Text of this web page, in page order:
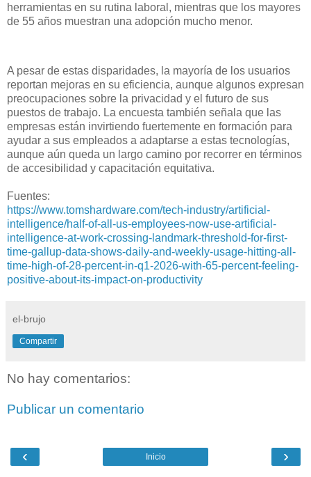
herramientas en su rutina laboral, mientras que los mayores
de 55 años muestran una adopción mucho menor.
A pesar de estas disparidades, la mayoría de los usuarios
reportan mejoras en su eficiencia, aunque algunos expresan
preocupaciones sobre la privacidad y el futuro de sus
puestos de trabajo. La encuesta también señala que las
empresas están invirtiendo fuertemente en formación para
ayudar a sus empleados a adaptarse a estas tecnologías,
aunque aún queda un largo camino por recorrer en términos
de accesibilidad y capacitación equitativa.
Fuentes:
https://www.tomshardware.com/tech-industry/artificial-
intelligence/half-of-all-us-employees-now-use-artificial-
intelligence-at-work-crossing-landmark-threshold-for-first-
time-gallup-data-shows-daily-and-weekly-usage-hitting-all-
time-high-of-28-percent-in-q1-2026-with-65-percent-feeling-
positive-about-its-impact-on-productivity
el-brujo
Compartir
No hay comentarios:
Publicar un comentario
‹ ›
Inicio